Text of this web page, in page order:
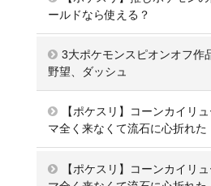
ールドなら使える？
3大ポケモンスピオンオフ作
野望、ダッシュ
【ポケスリ】コーンカイリ
マ全く来なくて流石に心折れた
【ポケスリ】コーンカイリ